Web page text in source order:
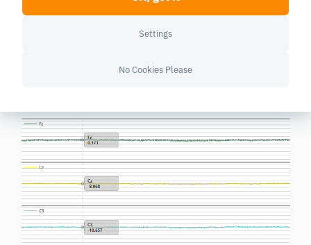
écologique à vos expériences.
5. À quoi ressemblent les
Settings
No Cookies Please